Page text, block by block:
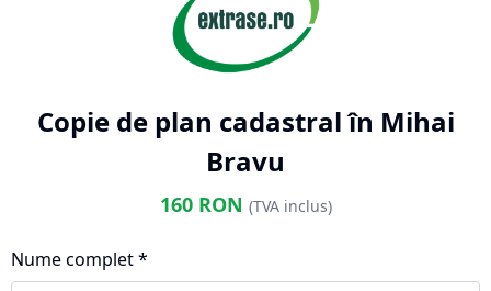
Copie de plan cadastral în Mihai
Bravu
160RON (TVA inclus)
Nume complet *